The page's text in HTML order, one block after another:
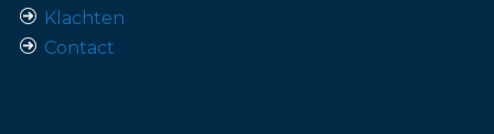
Klachten
Contact